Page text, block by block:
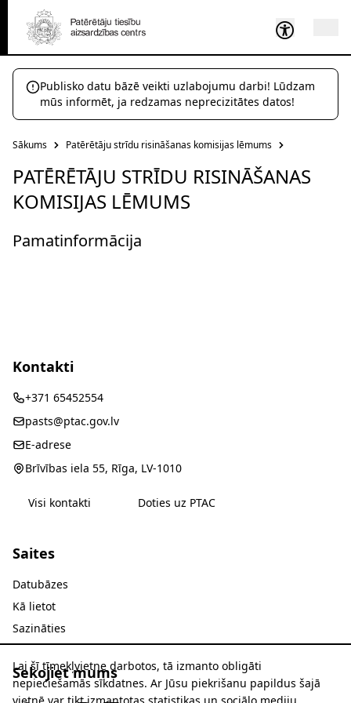
Publisko datu bāzē veikti uzlabojumu darbi! Lūdzam
mūs informēt, ja redzamas neprecizitātes datos!
Sākums Patērētāju strīdu risināšanas komisijas lēmums
PATĒRĒTĀJU STRĪDU RISINĀŠANAS
KOMISIJAS LĒMUMS
Pamatinformācija
Kontakti
+371 65452554
pasts@ptac.gov.lv
E-adrese
Brīvības iela 55, Rīga, LV-1010
Visi kontakti Doties uz PTAC
Saites
Datubāzes
Kā lietot
Sazināties
Sekojiet mums
Lai šī tīmekļvietne darbotos, tā izmanto obligāti
nepieciešamās sīkdatnes. Ar Jūsu piekrišanu papildus šajā